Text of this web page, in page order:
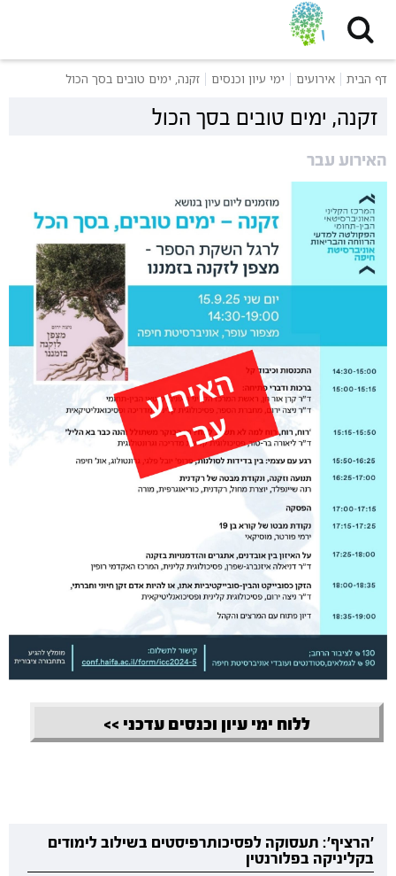
דף הבית אירועים ימי עיון וכנסים זקנה, ימים טובים בסך הכול
זקנה, ימים טובים בסך הכול
האירוע עבר
ללוח ימי עיון וכנסים עדכני >>
'הרציף': תעסוקה לפסיכותרפיסטים בשילוב לימודים
בקליניקה בפלורנטין